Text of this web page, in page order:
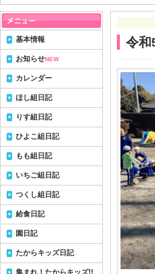
令和
基本情報
お知らせNEW
カレンダー
ほし組日記
りす組日記
ひよこ組日記
もも組日記
いちご組日記
つくし組日記
給食日記
園日記
たからキッズ日記
集まれ！たからキッズ!!